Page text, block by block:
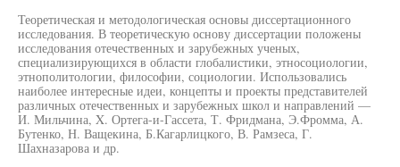
Теоретическая и методологическая основы диссертационного
исследования. В теоретическую основу диссертации положены
исследования отечественных и зарубежных ученых,
специализирующихся в области глобалистики, этносоциологии,
этнополитологии, философии, социологии. Использовались
наиболее интересные идеи, концепты и проекты представителей
различных отечественных и зарубежных школ и направлений —
И. Мильчина, X. Ортега-и-Гассета, Т. Фридмана, Э.Фромма, А.
Бутенко, Н. Ващекина, Б.Кагарлицкого, В. Рамзеса, Г.
Шахназарова и др.